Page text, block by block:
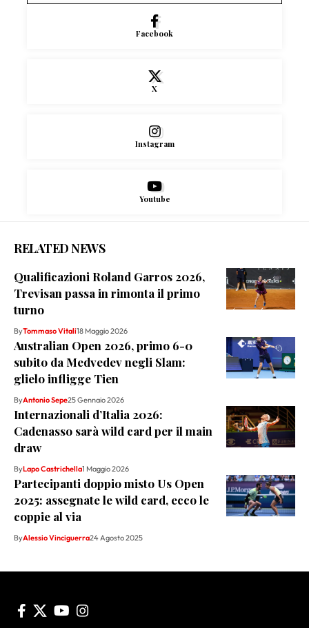
Facebook
X
Instagram
Youtube
RELATED NEWS
Qualificazioni Roland Garros 2026,
Trevisan passa in rimonta il primo
turno
ByTommaso Vitali18 Maggio 2026
Australian Open 2026, primo 6-0
subito da Medvedev negli Slam:
glielo infligge Tien
ByAntonio Sepe25 Gennaio 2026
Internazionali d’Italia 2026:
Cadenasso sarà wild card per il main
draw
ByLapo Castrichella1 Maggio 2026
Partecipanti doppio misto Us Open
2025: assegnate le wild card, ecco le
coppie al via
ByAlessio Vinciguerra24 Agosto 2025